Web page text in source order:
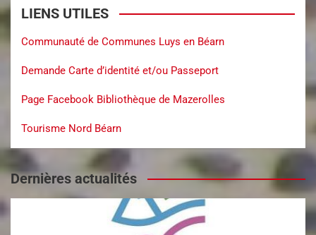
LIENS UTILES
Communauté de Communes Luys en Béarn
Demande Carte d’identité et/ou Passeport
Page Facebook Bibliothèque de Mazerolles
Tourisme Nord Béarn
Dernières actualités